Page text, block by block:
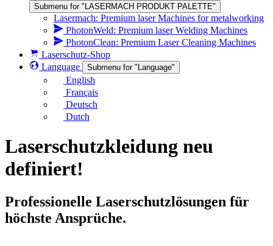
Submenu for "LASERMACH PRODUKT PALETTE"
Lasermach: Premium laser Machines for metalworking
PhotonWeld: Premium laser Welding Machines
PhotonClean: Premium Laser Cleaning Machines
Laserschutz-Shop
Language
Submenu for "Language"
English
Français
Deutsch
Dutch
Laserschutzkleidung neu
definiert!
Professionelle Laserschutzlösungen für
höchste Ansprüche.